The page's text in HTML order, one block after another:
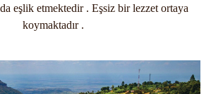
eşlik etmektedir . Eşsiz bir lezzet ortaya
koymaktadır .